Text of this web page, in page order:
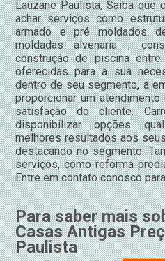
Lauzane Paulista, Saiba que
achar serviços como
armado e pré moldados
moldadas alvenaria ,
construção de piscina
oferecidas para a sua
dentro de seu segmento, a
proporcionar um
satisfação do cliente.
disponibilizar opções
melhores resultados aos
destacando no segmento.
serviços, como reforma
Entre em contato conosco
Para saber mais
Casas Antigas
Paulista